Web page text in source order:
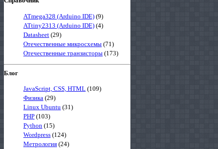
ATmega328 (Arduino IDE) (9)
ATtiny2313 (Arduino IDE) (4)
Datasheet (29)
Отечественные микросхемы (71)
Отечественные транзисторы (173)
Блог
JavaScript, CSS, HTML (109)
Физика (29)
Linux Ubuntu (31)
PHP (103)
Python (15)
Wordpress (124)
Метрология (24)